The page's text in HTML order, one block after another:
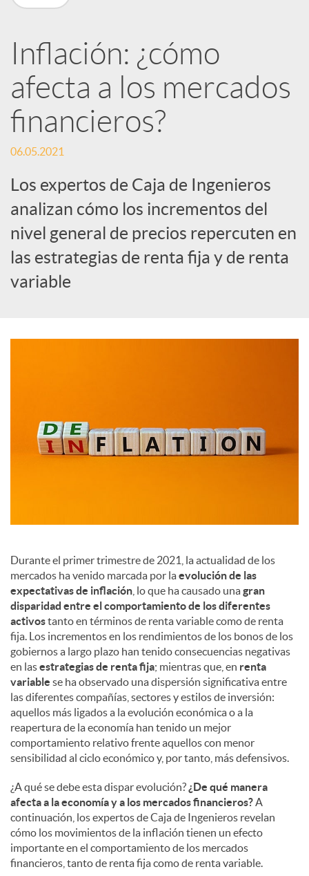
e
d
e
s
S
o
c
s
Inflación: ¿cómo
afecta a los mercados
financieros?
06.05.2021
Los expertos de Caja de Ingenieros
analizan cómo los incrementos del
nivel general de precios repercuten en
las estrategias de renta fija y de renta
variable
Durante el primer trimestre de 2021, la actualidad de los
mercados ha venido marcada por laevolución de las
expectativas de inflación , lo que ha causado unagran
disparidad entre el comportamiento de los diferentes
activostanto en términos de renta variable como de renta
fija. Los incrementos en los rendimientos de los bonos de los
gobiernos a largo plazo han tenido consecuencias negativas
en lasestrategias de renta fija; mientras que, en renta
variable se ha observado una dispersión significativa entre
las diferentes compañías, sectores y estilos de inversión:
aquellos más ligados a la evolución económica o a la
reapertura de la economía han tenido un mejor
comportamiento relativo frente aquellos con menor
sensibilidad al ciclo económico y, por tanto, más defensivos.
¿A qué se debe esta dispar evolución?¿De qué manera
afecta a la economía y a los mercados financieros?A
continuación, los expertos de Caja de Ingenieros revelan
cómo los movimientos de la inflación tienen un efecto
importante en el comportamiento de los mercados
financieros, tanto de renta fija como de renta variable.